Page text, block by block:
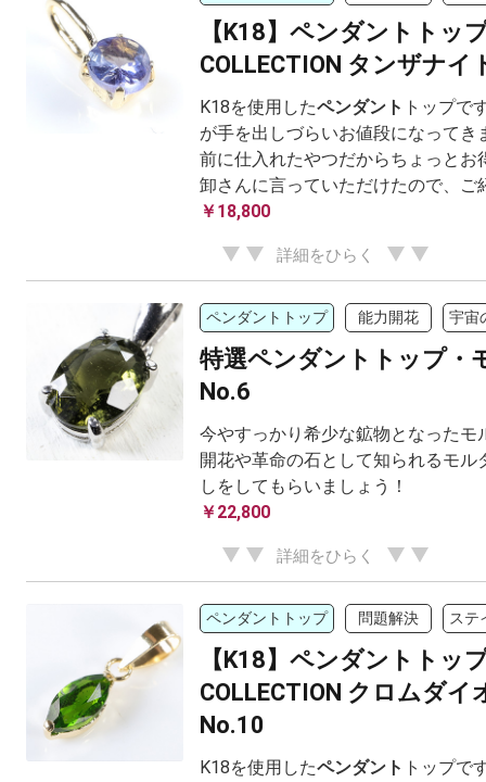
【K18】ペンダントトッ
COLLECTION タンザナイ
K18を使用したペンダント トップで
が手を出しづらいお値段になってき
前に仕入れたやつだからちょっとお
卸さんに言っていただけたので、ご
￥18,800
詳細をひらく
ペンダントトップ 能力開花 宇宙
特選ペンダントトップ・
No.6
今やすっかり希少な鉱物となったモ
開花や革命の石として知られるモル
しをしてもらいましょう！
￥22,800
詳細をひらく
ペンダントトップ 問題解決 ステ
【K18】ペンダントトッ
COLLECTION クロムダイ
No.10
K18を使用したペンダント トップで